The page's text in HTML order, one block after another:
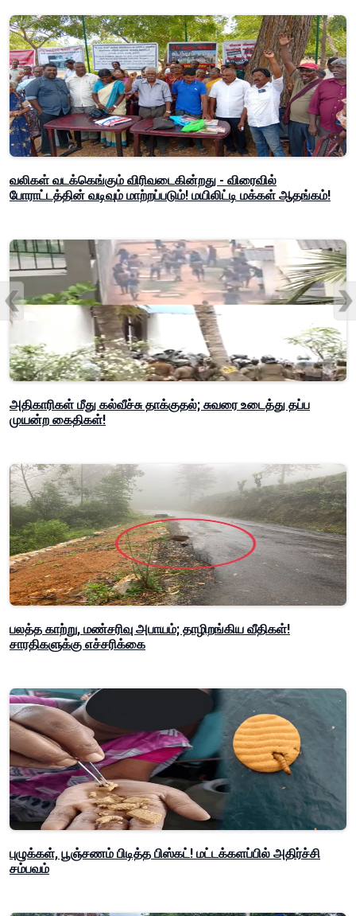
வலிகள் வடக்கெங்கும் விரிவடைகின்றது - விரைவில்
போராட்டத்தின் வடிவும் மாற்றப்படும்! மயிலிட்டி மக்கள் ஆதங்கம்!
அதிகாரிகள் மீது கல்வீச்சு தாக்குதல்; சுவரை உடைத்து தப்ப
முயன்ற கைதிகள்!
பலத்த காற்று, மண்சரிவு அபாயம்; தாழிறங்கிய வீதிகள்!
சாரதிகளுக்கு எச்சரிக்கை
புழுக்கள், பூஞ்சணம் பிடித்த பிஸ்கட்! மட்டக்களப்பில் அதிர்ச்சி
சம்பவம்